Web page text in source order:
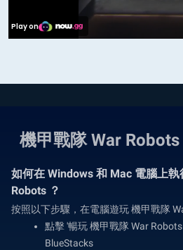
機甲戰隊 War
如何在 Windows 和 Mac 電腦上
Robots ？
按照以下步驟，在電腦遊玩 機甲戰隊
點擊 '暢玩 機甲戰隊 War
BlueStacks